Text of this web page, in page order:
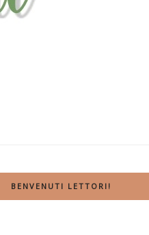
BENVENUTI LETTORI!